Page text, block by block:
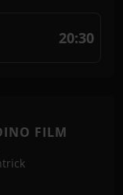
20:30
FILM